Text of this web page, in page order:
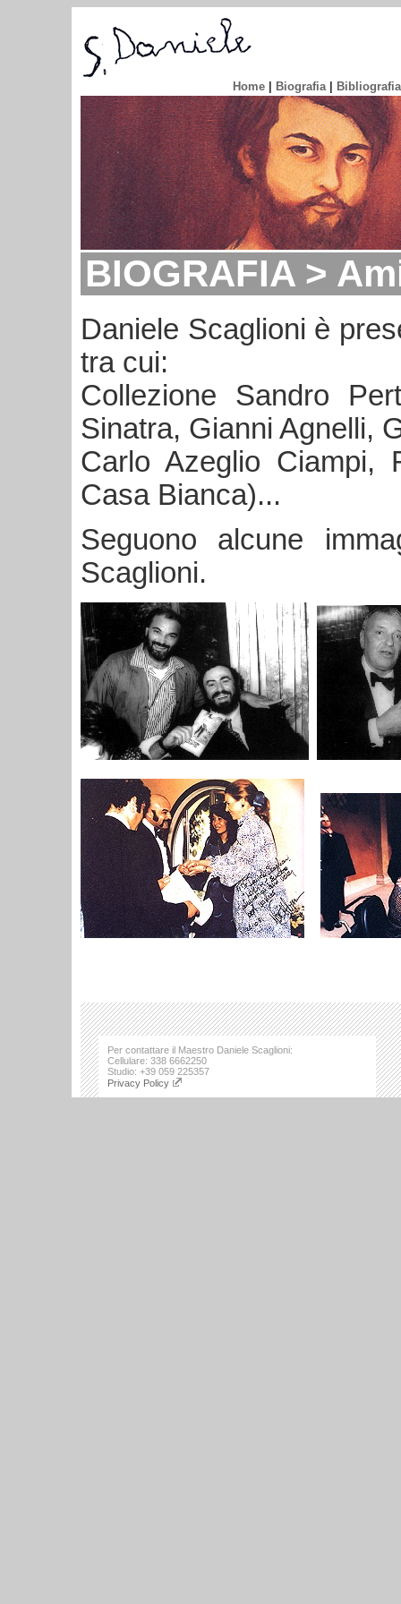
Home Biografia| Bibliografia
BIOGRAFIA >
Daniele Scaglioni è
tra cui:
Collezione Sandro
Sinatra, Gianni Agnelli,
Carlo Azeglio Ciampi,
Casa Bianca)...
Seguono alcune
Scaglioni.
Per contattare il Maestro Daniele Scaglioni:
Cellulare: 338 6662250
Studio: +39 059 225357
Privacy Policy